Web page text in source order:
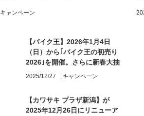
キャンペーン
【バイク王】2026年1月4日
（日）から｢バイク王の初売り
2026｣を開催。さらに新春大抽
選会も実施
2025/12/27 キャンペーン
【カワサキ プラザ新潟】が
2025年12月26日にリニューア